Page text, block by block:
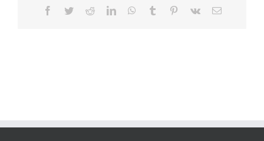
Facebook
TwitterRedditLinkedInWhatsApp
Tumblr Pinterest
Vk
이